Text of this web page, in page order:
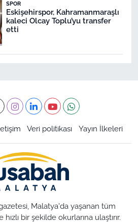
SPOR
Eskişehirspor, Kahramanmaraşlı
kaleci Olcay Toplu’yu transfer
etti
Veri politikası Yayın İlkeleri
Malatya'da yaşanan tüm
bir şekilde okurlarına ulaştırır.